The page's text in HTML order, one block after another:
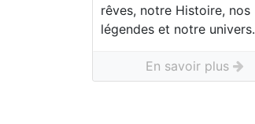
rêves, notre Histoire, nos
légendes et notre univers.
En savoir plus